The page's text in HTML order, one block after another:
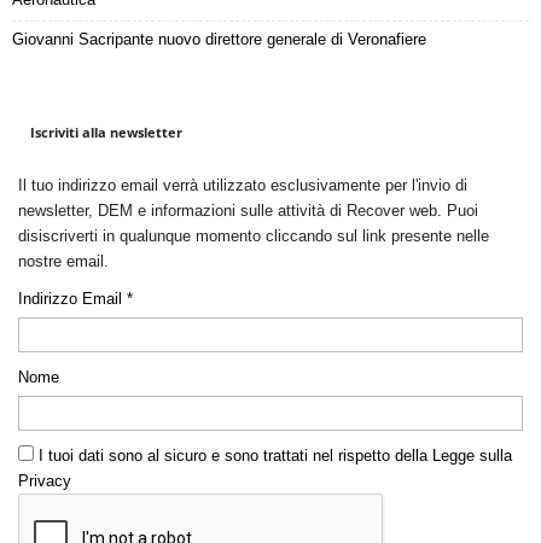
Giovanni Sacripante nuovo direttore generale di Veronafiere
Iscriviti alla newsletter
Il tuo indirizzo email verrà utilizzato esclusivamente per l'invio di
newsletter, DEM e informazioni sulle attività di Recover web. Puoi
disiscriverti in qualunque momento cliccando sul link presente nelle
nostre email.
Indirizzo Email *
Nome
I tuoi dati sono al sicuro e sono trattati nel rispetto della Legge sulla
Privacy